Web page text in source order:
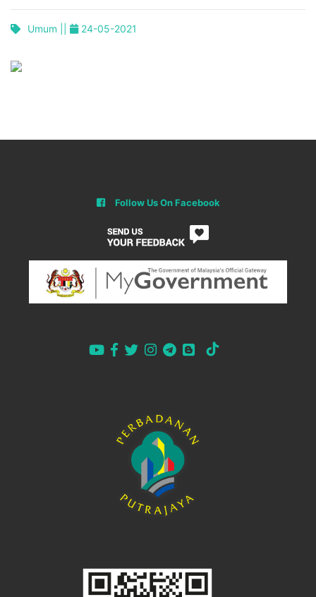
Umum || 24-05-2021
Follow Us On Facebook